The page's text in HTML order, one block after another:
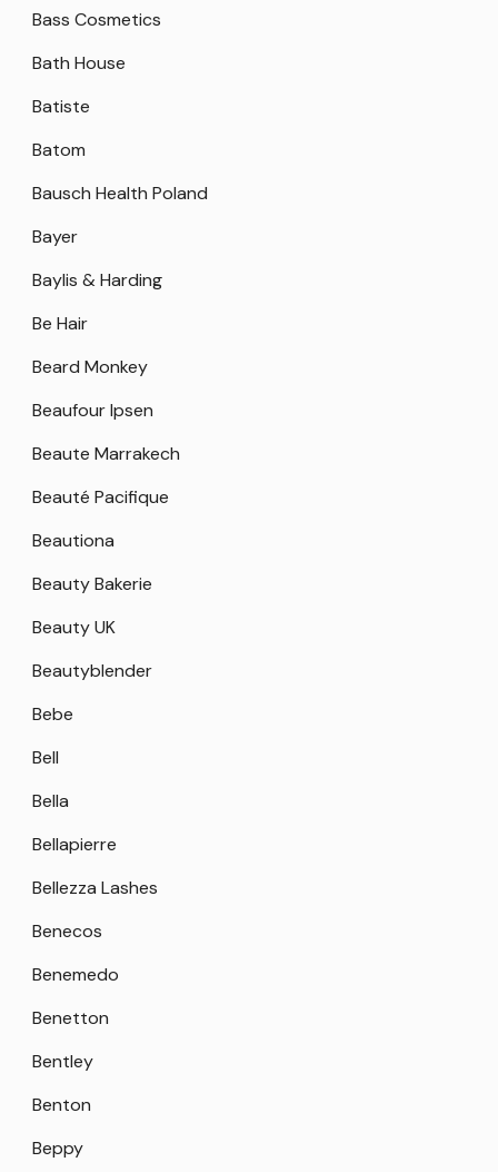
Bass Cosmetics
Bath House
Batiste
Batom
Bausch Health Poland
Bayer
Baylis & Harding
Be Hair
Beard Monkey
Beaufour Ipsen
Beaute Marrakech
Beauté Pacifique
Beautiona
Beauty Bakerie
Beauty UK
Beautyblender
Bebe
Bell
Bella
Bellapierre
Bellezza Lashes
Benecos
Benemedo
Benetton
Bentley
Benton
Beppy